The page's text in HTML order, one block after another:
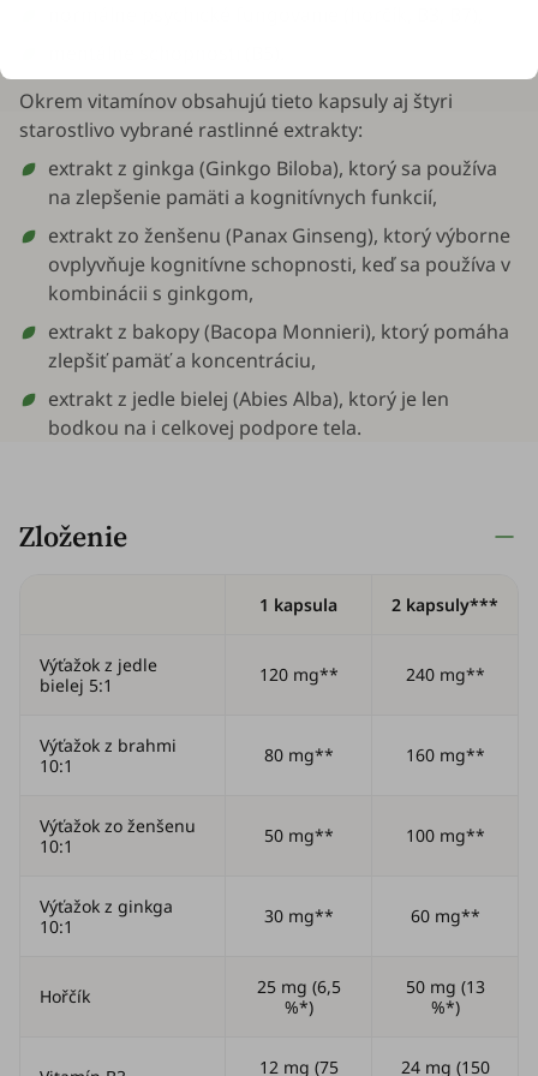
Okrem vitamínov obsahujú tieto kapsuly aj štyri
starostlivo vybrané rastlinné extrakty:
extrakt z ginkga (Ginkgo Biloba), ktorý sa používa
na zlepšenie pamäti a kognitívnych funkcií,
extrakt zo ženšenu (Panax Ginseng), ktorý výborne
ovplyvňuje kognitívne schopnosti, keď sa používa v
kombinácii s ginkgom,
extrakt z bakopy (Bacopa Monnieri), ktorý pomáha
zlepšiť pamäť a koncentráciu,
extrakt z jedle bielej (Abies Alba), ktorý je len
bodkou na i celkovej podpore tela.
Zloženie
1 kapsula 2 kapsuly***
Výťažok z jedle
bielej 5:1
120 mg** 240 mg**
Výťažok z brahmi
10:1
80 mg** 160 mg**
Výťažok zo ženšenu
10:1
50 mg** 100 mg**
Výťažok z ginkga
10:1
30 mg** 60 mg**
Hořčík
25 mg (6,5
%*)
50 mg (13
%*)
12 mg (75
24 mg (150